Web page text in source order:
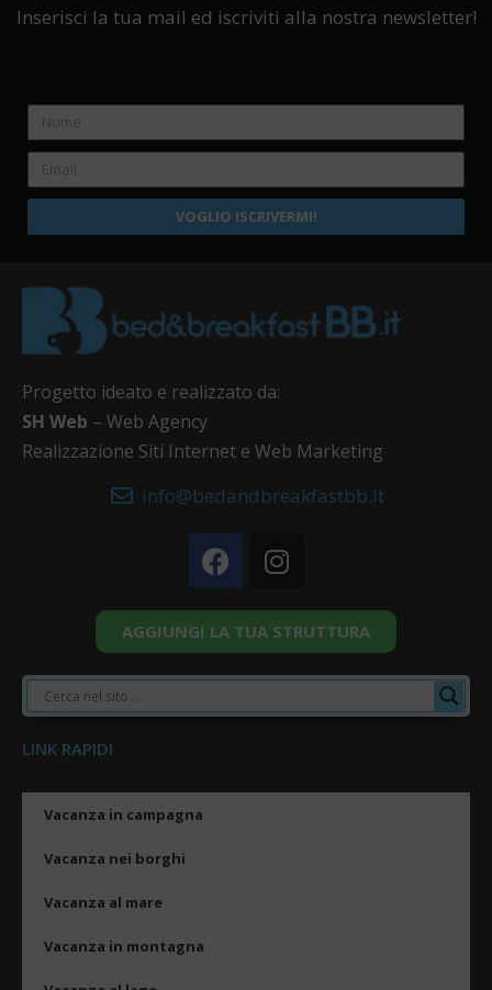
Inserisci la tua mail ed iscriviti alla nostra newsletter!
VOGLIO ISCRIVERMI!
Progetto ideato e realizzato da:
SH Web – Web Agency
Realizzazione Siti Internet e Web Marketing
info@bedandbreakfastbb.it
AGGIUNGI LA TUA STRUTTURA
LINK RAPIDI
Vacanza in campagna
Vacanza nei borghi
Vacanza al mare
Vacanza in montagna